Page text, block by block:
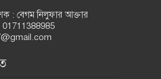
: বেগম নিলুফার আক্তার